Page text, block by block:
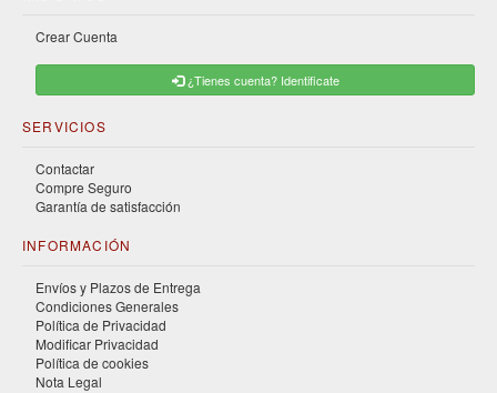
Crear Cuenta
¿Tienes cuenta? Identificate
SERVICIOS
Contactar
Compre Seguro
Garantía de satisfacción
INFORMACIÓN
Envíos y Plazos de Entrega
Condiciones Generales
Política de Privacidad
Modificar Privacidad
Política de cookies
Nota Legal